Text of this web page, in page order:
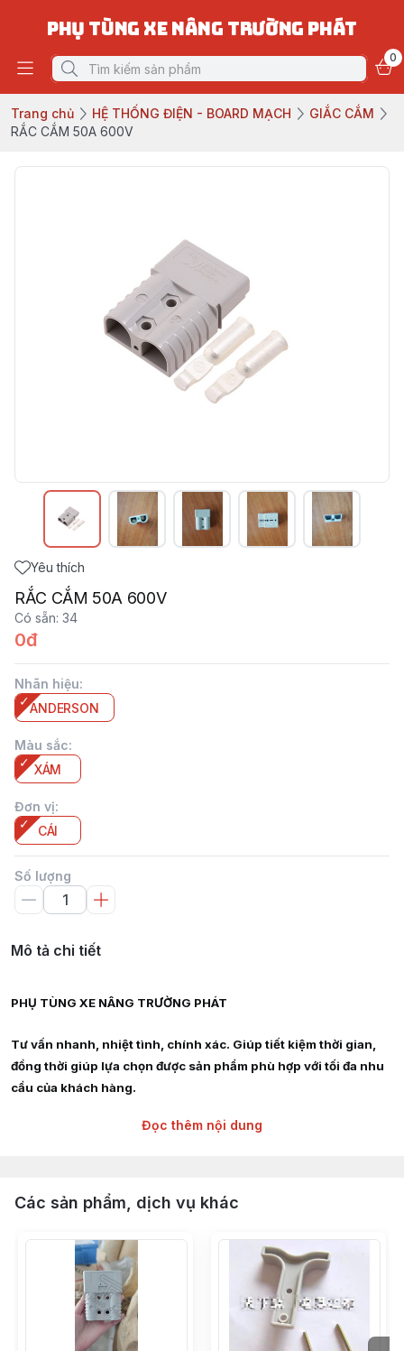
PHỤ TÙNG XE NÂNG TRƯỜNG PHÁT
0
Trang chủ HỆ THỐNG ĐIỆN - BOARD MẠCH
GIẮC CẮM
RẮC CẮM 50A 600V
Yêu thích
RẮC CẮM 50A 600V
Có sẵn: 34
0đ
Nhãn hiệu:
ANDERSON
Màu sắc:
XÁM
Đơn vị:
CÁI
Số lượng
Mô tả chi tiết
PHỤ TÙNG XE NÂNG TRƯỜNG PHÁT
Tư vấn nhanh, nhiệt tình, chính xác. Giúp tiết kiệm thời gian,
đồng thời giúp lựa chọn được sản phẩm phù hợp với tối đa nhu
cầu của khách hàng.
Giao hàng siêu tốc nội thành HCM, Hà Nội, Bình Dương, Đồng
Phụ tùng, linh kiện, chi tiết kỹ thuật xe nâng hàng các hãng :
TOYOTA, TCM, MITSUBISHI, KOMAT'SU, HELI, HANGCHA,
YALE, SUMITOMO, EP, SHINKO, NISSAN, YANMAR, DAEWOO,
HYUNDAI, SAMSUNG, CLARK, HYSTER, NICHIYU, LINDE,
CROWN, CATERPILLAR, TAILIFT
Càng nâng hạ hàng hóa từ 2,5 tấn - 3 tấn - 4 tấn - 5 tấn - 6 tấn -
Đọc thêm nội dung
Các sản phẩm, dịch vụ khác